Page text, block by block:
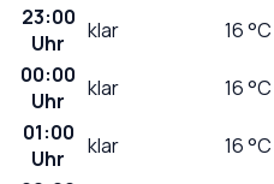
23:00
Uhr
klar 16°C
00:00
Uhr
klar 16°C
01:00
Uhr
klar 16°C